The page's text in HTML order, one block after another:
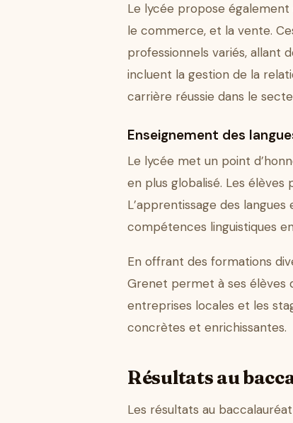
Le lycée propose
le commerce, et la vente.
professionnels variés, allant
incluent la gestion de la
carrière réussie dans le
Enseignement des
Le lycée met un point
en plus globalisé. Les élèves
L’apprentissage des
compétences linguistiques
En offrant des formations
Grenet permet à ses élèves
entreprises locales et les
concrètes et enrichissantes.
Résultats au
Les résultats au